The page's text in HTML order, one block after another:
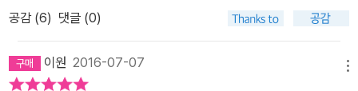
부부는 서두를 것 없이 하고 싶은 대로 하라며 함께 떠나자고 말한다.
때가 되면 알아지는 거라는 고양이 부부의 말은 아이들뿐만 아니라
공감 (6) 댓글 (0)
이원 2016-07-07